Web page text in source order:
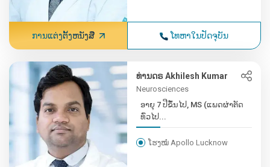
ການແຕ່ງຕັ້ງຫນັງສື ໂທຫາໃນປັດຈຸບັນ
ທ່ານດຣ Akhilesh Kumar
Neurosciences
ອາຍຸ 7 ປີຂຶ້ນໄປ, MS (ແພດຜ່າຕັດ
ທົ່ວໄປ...
ໂຮງໝໍ Apollo Lucknow